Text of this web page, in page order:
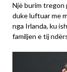
Një burim tregon
duke luftuar me
nga Irlanda, ku
familjen e tij